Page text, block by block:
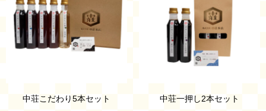
お問い合わせ
中荘こだわり5本セット 中荘一押し2本セット